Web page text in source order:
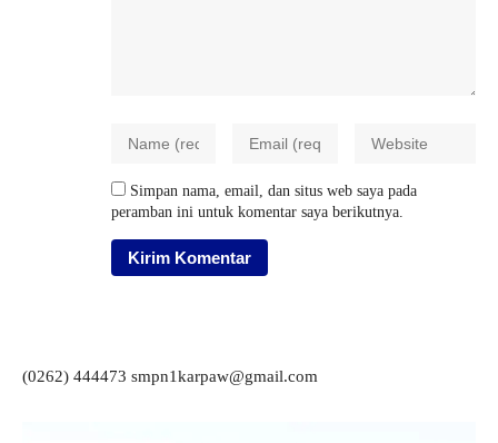
Simpan nama, email, dan situs web saya pada
peramban ini untuk komentar saya berikutnya.
(0262) 444473 smpn1karpaw@gmail.com